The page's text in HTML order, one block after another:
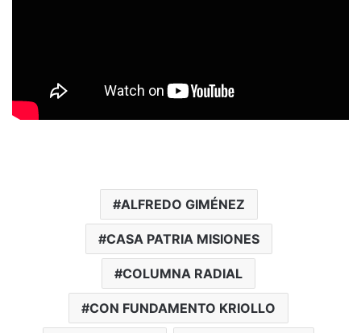
ALFREDO GIMÉNEZ
CASA PATRIA MISIONES
COLUMNA RADIAL
CON FUNDAMENTO KRIOLLO